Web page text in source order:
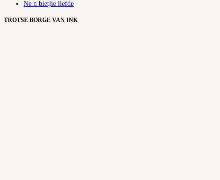
Ne n bietjie liefde
TROTSE BORGE VAN INK